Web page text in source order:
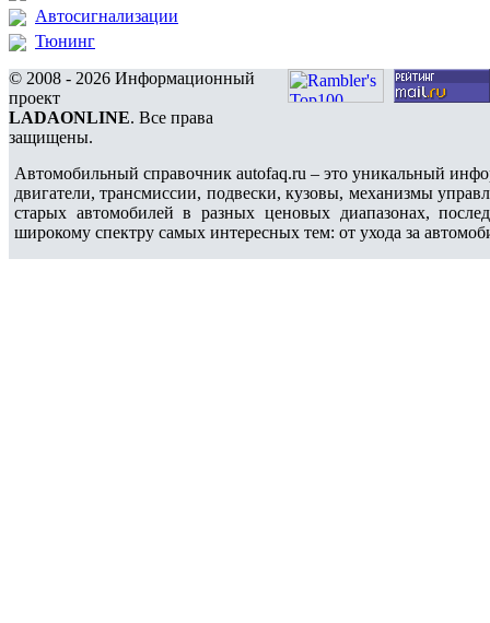
Автосигнализации
Тюнинг
© 2008 - 2026 Информационный
проект
LADAONLINE. Все права
защищены.
Автомобильный справочник autofaq.ru – это уникальный
двигатели, трансмиссии, подвески, кузовы, механизмы
старых автомобилей в разных ценовых диапазонах,
широкому спектру самых интересных тем: от ухода за